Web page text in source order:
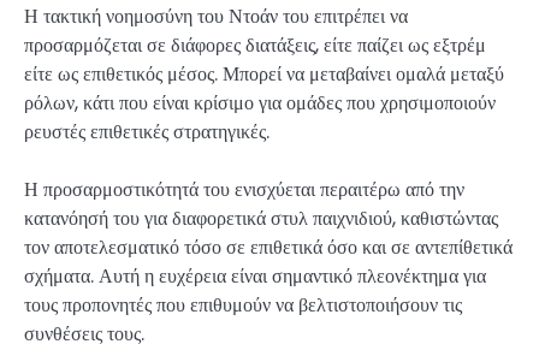
Η τακτική νοημοσύνη του Ντοάν του επιτρέπει να
προσαρμόζεται σε διάφορες διατάξεις, είτε παίζει ως εξτρέμ
είτε ως επιθετικός μέσος. Μπορεί να μεταβαίνει ομαλά μεταξύ
ρόλων, κάτι που είναι κρίσιμο για ομάδες που χρησιμοποιούν
ρευστές επιθετικές στρατηγικές.
Η προσαρμοστικότητά του ενισχύεται περαιτέρω από την
κατανόησή του για διαφορετικά στυλ παιχνιδιού, καθιστώντας
τον αποτελεσματικό τόσο σε επιθετικά όσο και σε αντεπίθετικά
σχήματα. Αυτή η ευχέρεια είναι σημαντικό πλεονέκτημα για
τους προπονητές που επιθυμούν να βελτιστοποιήσουν τις
συνθέσεις τους.